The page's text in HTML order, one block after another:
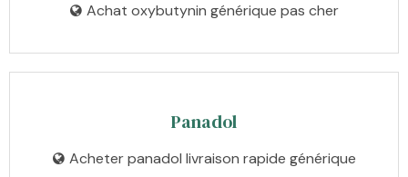
Achat oxybutynin générique pas cher
Panadol
Acheter panadol livraison rapide générique